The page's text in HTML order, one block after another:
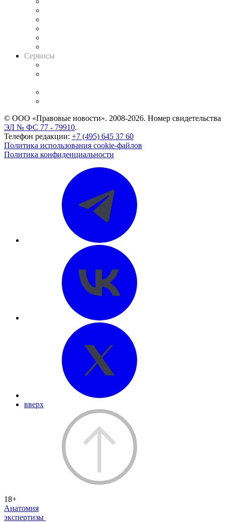
Сервисы
© ООО «Правовые новости». 2008-2026. Номер свидетельства
ЭЛ № ФС 77 - 79910.
Телефон редакции: +7 (495) 645 37 60
Политика использования cookie-файлов
Политика конфиденциальности
вверх
18+
Анатомия
экспертизы